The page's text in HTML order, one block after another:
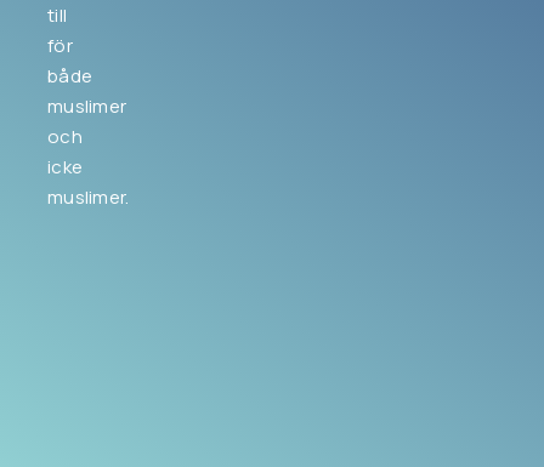
till
för
både
muslimer
och
icke
muslimer.